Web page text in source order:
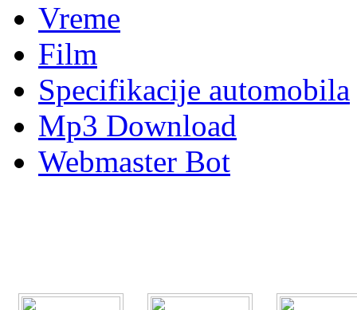
Vreme
Film
Specifikacije automobila
Mp3 Download
Webmaster Bot